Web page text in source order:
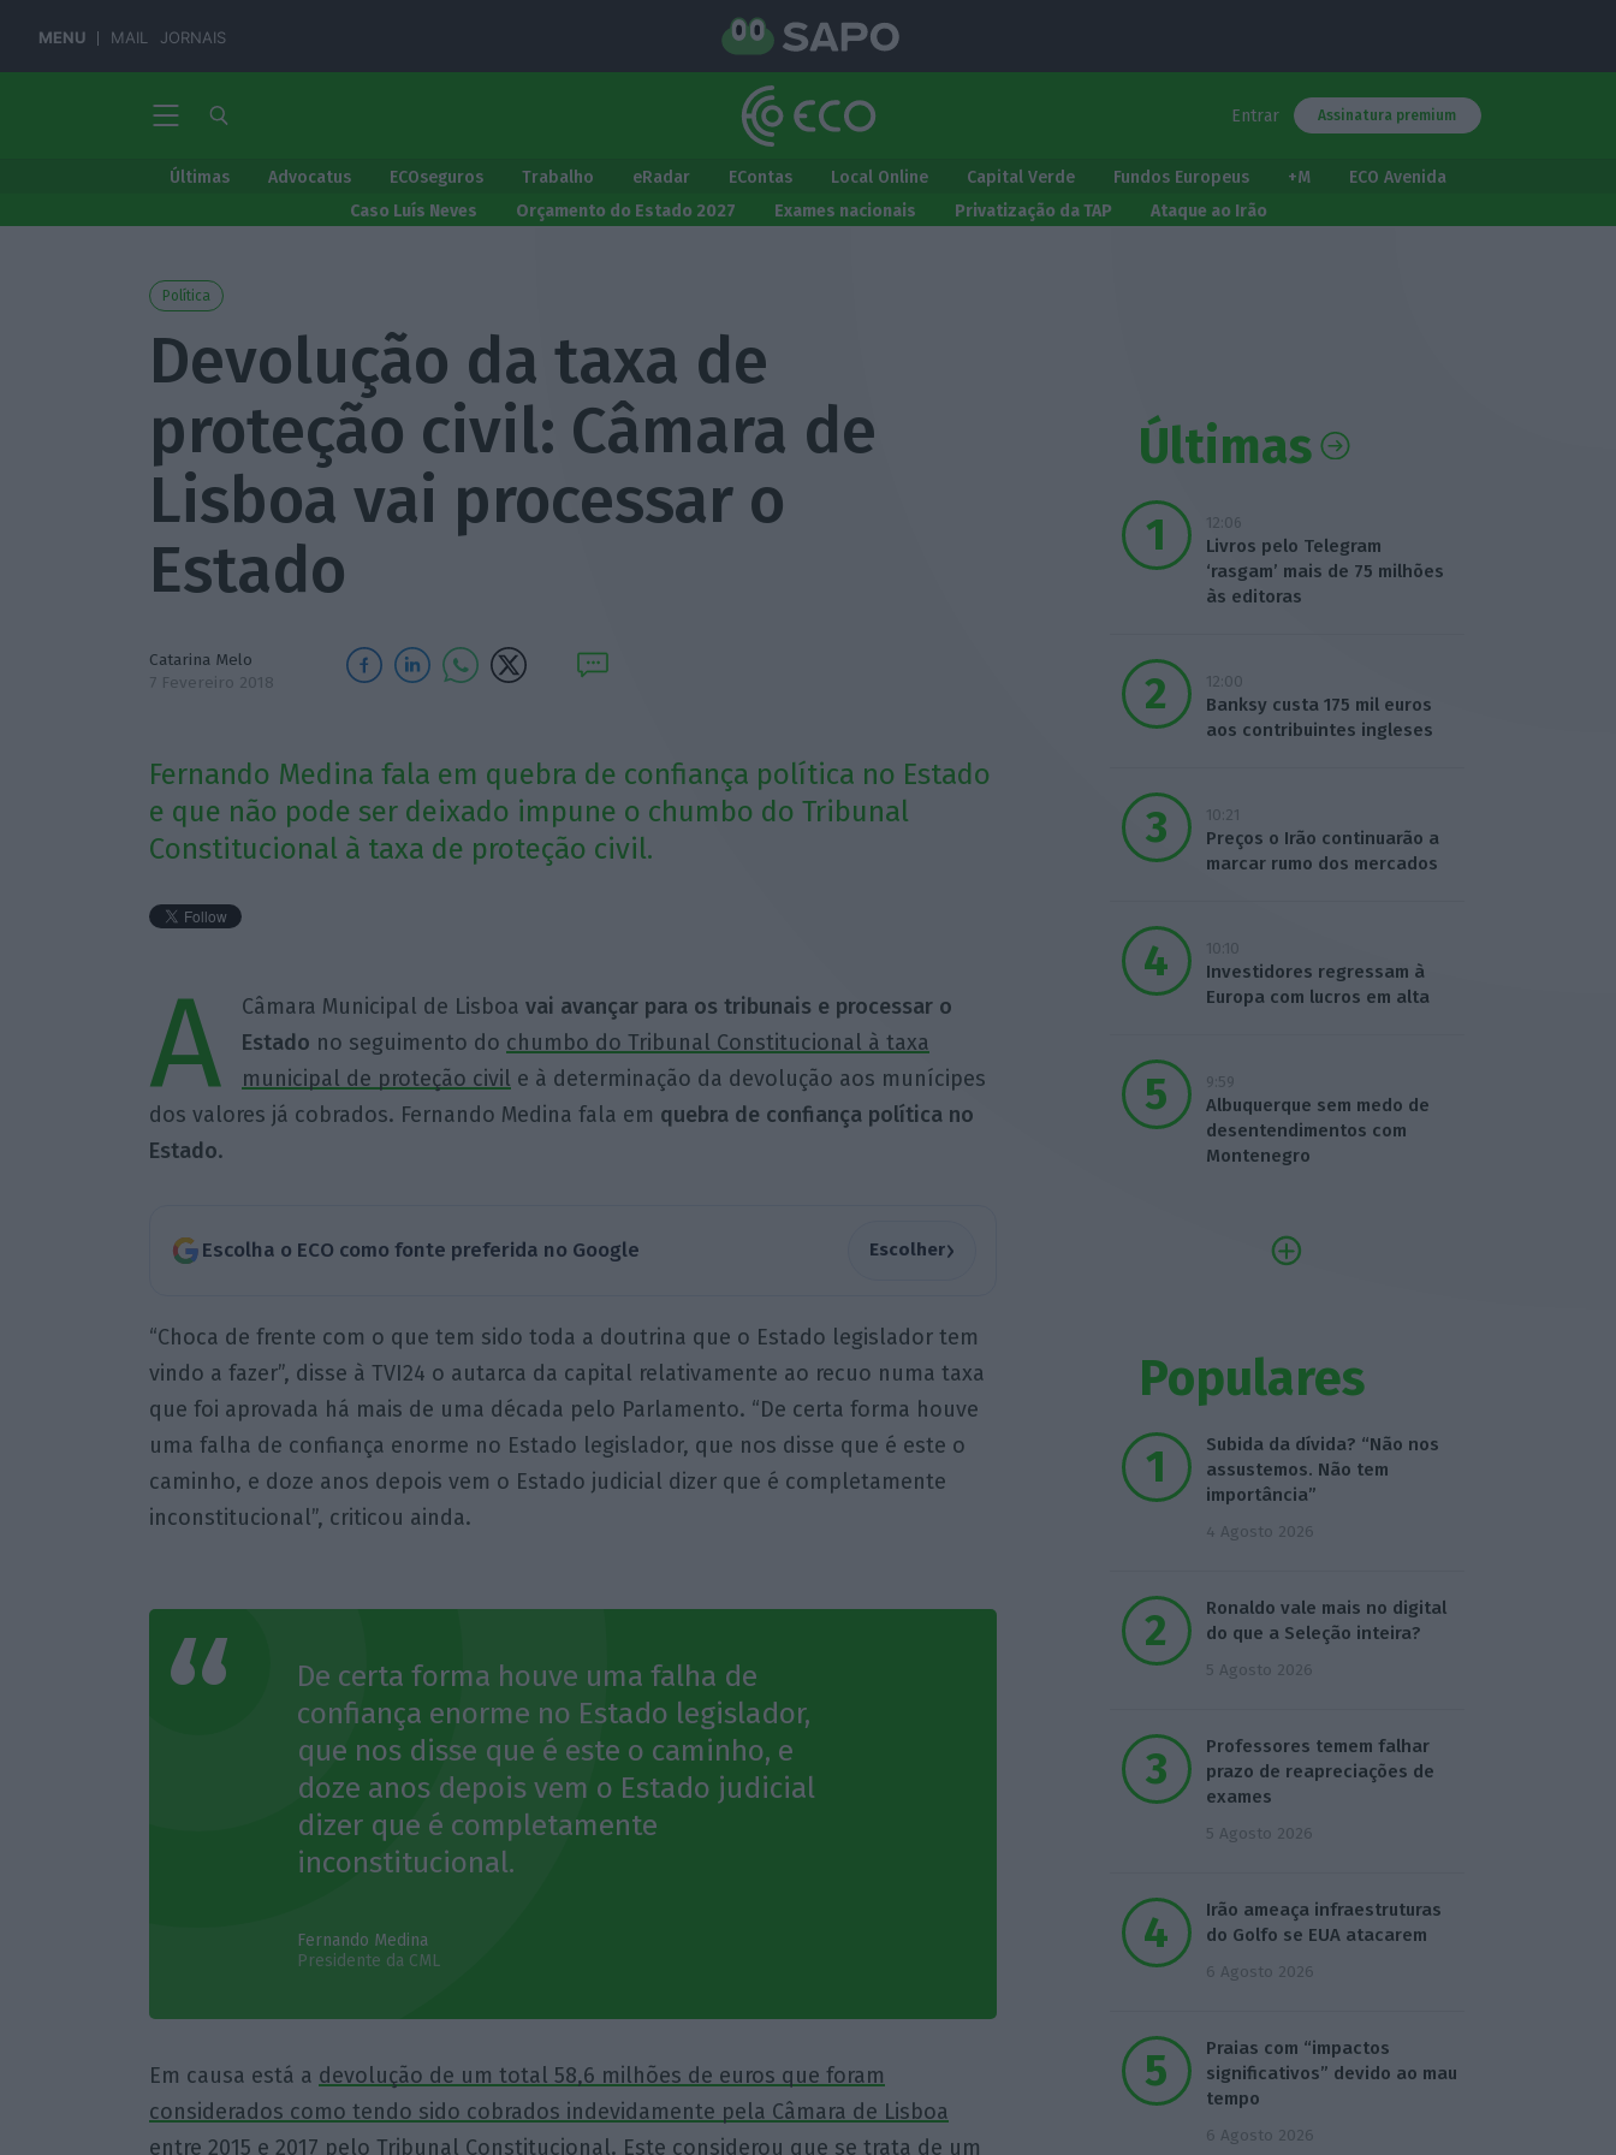
MENU MAIL JORNAIS
Entrar Assinatura premium
Últimas Advocatus ECOseguros Trabalho eRadar EContas Local Online Capital Verde Fundos Europeus +M
ECO Avenida
Caso Luís Neves
Orçamento do Estado 2027 Exames nacionais Privatização da TAP Ataque ao Irão
Política
Devolução da taxa de
proteção civil: Câmara de
Lisboa vai processar o
Estado
Catarina Melo
7 Fevereiro 2018
Fernando Medina fala em quebra de confiança política no Estado
e que não pode ser deixado impune o chumbo do Tribunal
Constitucional à taxa de proteção civil.
A Câmara Municipal de Lisboa vai avançar para os tribunais e processar o
Estado no seguimento do chumbo do Tribunal Constitucional à taxa
municipal de proteção civil e à determinação da devolução aos munícipes
dos valores já cobrados. Fernando Medina fala em quebra de confiança política no
Estado.
Escolha o ECO como fonte preferida no Google Escolher›
“Choca de frente com o que tem sido toda a doutrina que o Estado legislador tem
vindo a fazer”, disse à TVI24 o autarca da capital relativamente ao recuo numa taxa
que foi aprovada há mais de uma década pelo Parlamento. “De certa forma houve
uma falha de confiança enorme no Estado legislador, que nos disse que é este o
caminho, e doze anos depois vem o Estado judicial dizer que é completamente
inconstitucional”, criticou ainda.
De certa forma houve uma falha de
confiança enorme no Estado legislador,
que nos disse que é este o caminho, e
doze anos depois vem o Estado judicial
dizer que é completamente
inconstitucional.
Fernando Medina
Presidente da CML
Em causa está a devolução de um total 58,6 milhões de euros que foram
considerados como tendo sido cobrados indevidamente pela Câmara de Lisboa
entre 2015 e 2017 pelo Tribunal Constitucional. Este considerou que se trata de um
Últimas
12:06
Livros pelo Telegram
‘rasgam’ mais de 75 milhões
às editoras
12:00
Banksy custa 175 mil euros
aos contribuintes ingleses
10:21
Preços o Irão continuarão a
marcar rumo dos mercados
10:10
Investidores regressam à
Europa com lucros em alta
9:59
Albuquerque sem medo de
desentendimentos com
Montenegro
Populares
Subida da dívida? “Não nos
assustemos. Não tem
importância”
4 Agosto 2026
Ronaldo vale mais no digital
do que a Seleção inteira?
5 Agosto 2026
Professores temem falhar
prazo de reapreciações de
exames
5 Agosto 2026
Irão ameaça infraestruturas
do Golfo se EUA atacarem
6 Agosto 2026
Praias com “impactos
significativos” devido ao mau
tempo
6 Agosto 2026